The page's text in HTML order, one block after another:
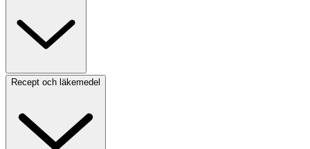
Recept och läkemedel